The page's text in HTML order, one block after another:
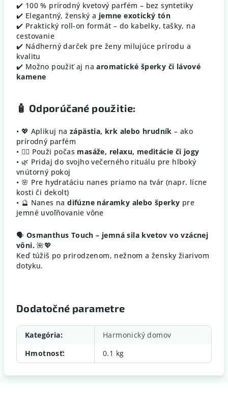
✔️ 100 % prírodný kvetový parfém – bez syntetiky
✔️ Elegantný, ženský a jemne exotický tón
✔️ Praktický roll-on formát – do kabelky, tašky, na
cestovanie
✔️ Nádherný darček pre ženy milujúce prírodu a
kvalitu
✔️ Možno použiť aj naaromatické šperky či lávové
kamene
🧴 Odporúčané použitie:
• 💖 Aplikuj na zápästia, krk alebo hrudník – ako
prírodný parfém
• 💆‍♀️ Použi počas masáže, relaxu, meditácie či jogy
• 🌿 Pridaj do svojho večerného rituálu pre hlboký
vnútorný pokoj
• 🌸 Pre hydratáciu nanes priamo na tvár (napr. lícne
kosti či dekolt)
• 🔮 Nanes nadifúzne náramky alebo šperky pre
jemné uvoľňovanie vône
🗣️ Osmanthus Touch – jemná sila kvetov vo vzácnej
vôni. 🌺💖
Keď túžiš po prirodzenom, nežnom a žensky žiarivom
dotyku.
Dodatočné parametre
Kategória:
Harmonický domov
Hmotnosť: 0.1 kg